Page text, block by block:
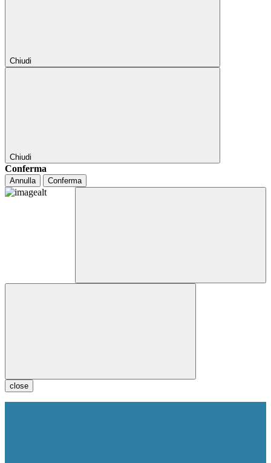
Chiudi
Chiudi
Conferma
Annulla Conferma
close